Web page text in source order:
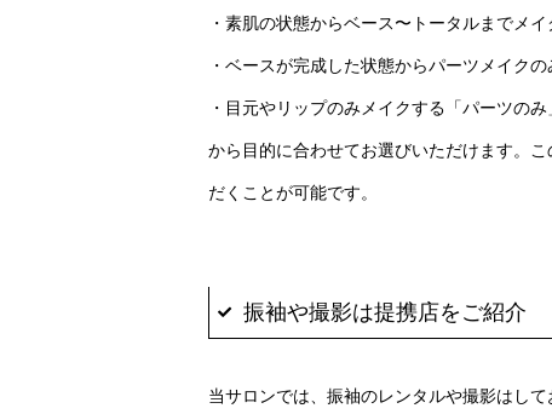
・素肌の状態からベース〜トータルまでメ
・ベースが完成した状態からパーツメイク
・目元やリップのみメイクする「パーツのみ
から目的に合わせてお選びいただけます。
だくことが可能です。
振袖や撮影は提携店をご紹介
当サロンでは、振袖のレンタルや撮影はし